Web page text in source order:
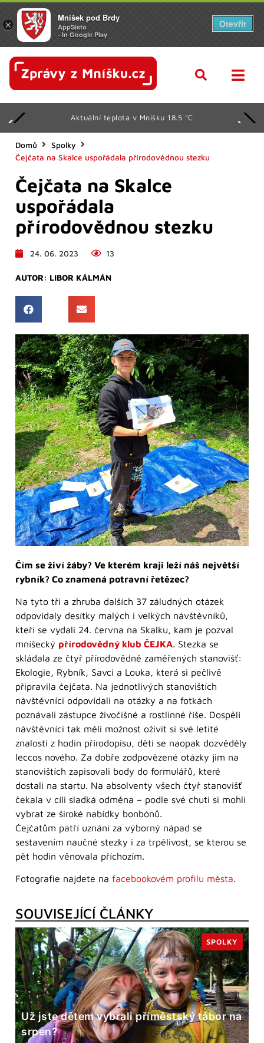
Aktuální teplota v Mníšku 18.5 °C
Domů
Spolky
Čejčata na Skalce uspořádala přírodovědnou stezku
Čejčata na Skalce
uspořádala
přírodovědnou stezku
24. 06. 2023 13
AUTOR: LIBOR KÁLMÁN
Čím se živí žáby? Ve kterém kraji leží náš největší
rybník? Co znamená potravní řetězec?
Na tyto tři a zhruba dalších 37 záludných otázek
odpovídaly desítky malých i velkých návštěvníků,
kteří se vydali 24. června na Skalku, kam je pozval
mníšecký přírodovědný klub ČEJKA. Stezka se
skládala ze čtyř přírodovědně zaměřených stanovišť:
Ekologie, Rybník, Savci a Louka, která si pečlivě
připravila čejčata. Na jednotlivých stanovištích
návštěvníci odpovídali na otázky a na fotkách
poznávali zástupce živočišné a rostlinné říše. Dospělí
návštěvníci tak měli možnost oživit si své letité
znalosti z hodin přírodopisu, děti se naopak dozvěděly
leccos nového. Za dobře zodpovězené otázky jim na
stanovištích zapisovali body do formulářů, které
dostali na startu. Na absolventy všech čtyř stanovišť
čekala v cíli sladká odměna – podle své chuti si mohli
vybrat ze široké nabídky bonbónů.
Čejčatům patří uznání za výborný nápad se
sestavením naučné stezky i za trpělivost, se kterou se
pět hodin věnovala příchozím.
Fotografie najdete na facebookovém profilu města.
SOUVISEJÍCÍ ČLÁNKY
Už jste dětem vybrali příměstský tábor na
srpen?
SPOLKY
×
Mníšek pod Brdy
AppSisto
- In Google Play
Otevřít